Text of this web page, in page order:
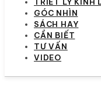
TRIẾT LÝ KINH
GÓC NHÌN
SÁCH HAY
CẦN BIẾT
TƯ VẤN
VIDEO